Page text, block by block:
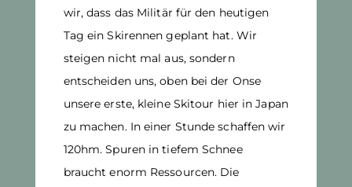
wir, dass das Militär für den heutigen
Tag ein Skirennen geplant hat. Wir
steigen nicht mal aus, sondern
entscheiden uns, oben bei der Onse
unsere erste, kleine Skitour hier in Japan
zu machen. In einer Stunde schaffen wir
120hm. Spuren in tiefem Schnee
braucht enorm Ressourcen. Die